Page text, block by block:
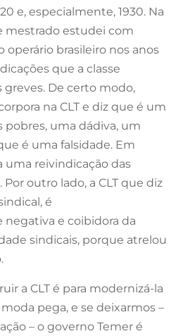
e, especialmente, 1930. Na
mestrado estudei com
brasileiro nos anos
que a classe
greves. De certo modo,
na CLT e diz que é um
pobres, uma dádiva, um
é uma falsidade. Em
uma reivindicação das
Por outro lado, a CLT que diz
é
e coibidora da
sindicais, porque atrelou
a CLT é para modernizá-la
pega, e se deixarmos –
– o governo Temer é